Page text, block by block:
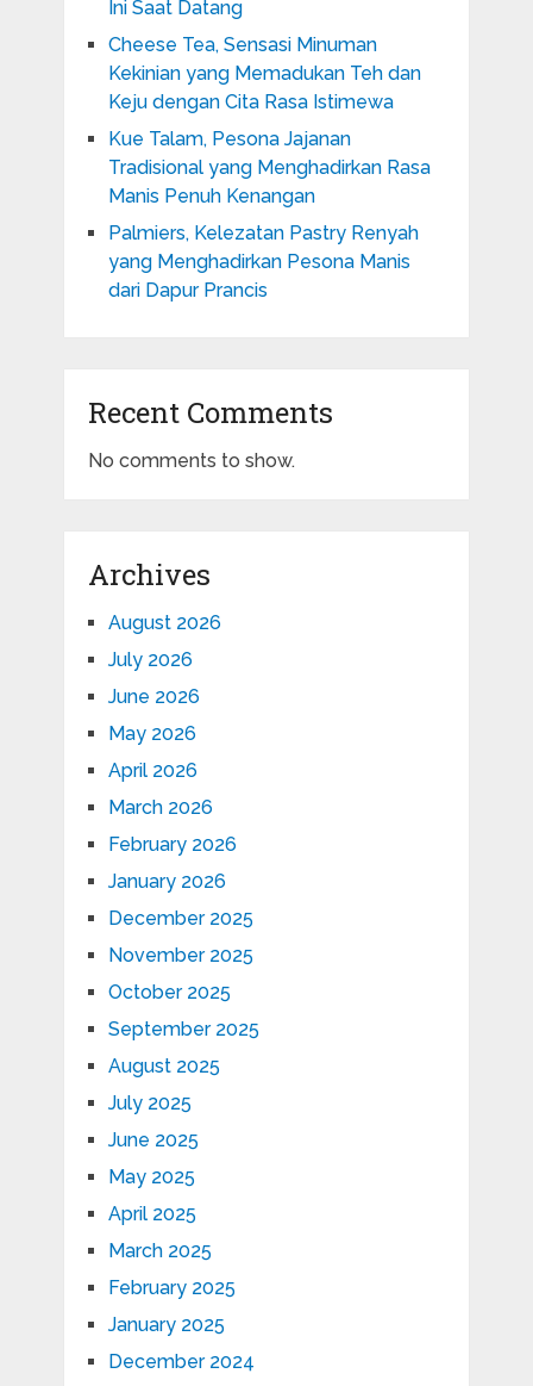
Ini Saat Datang
Cheese Tea, Sensasi Minuman
Kekinian yang Memadukan Teh dan
Keju dengan Cita Rasa Istimewa
Kue Talam, Pesona Jajanan
Tradisional yang Menghadirkan Rasa
Manis Penuh Kenangan
Palmiers, Kelezatan Pastry Renyah
yang Menghadirkan Pesona Manis
dari Dapur Prancis
Recent Comments
No comments to show.
Archives
August 2026
July 2026
June 2026
May 2026
April 2026
March 2026
February 2026
January 2026
December 2025
November 2025
October 2025
September 2025
August 2025
July 2025
June 2025
May 2025
April 2025
March 2025
February 2025
January 2025
December 2024